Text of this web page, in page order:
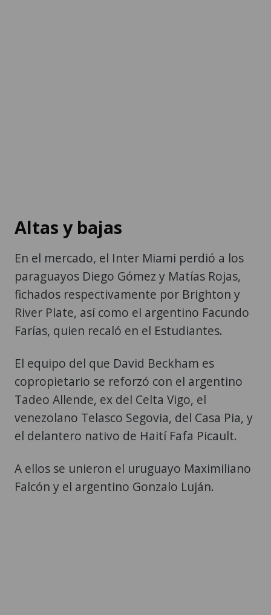
Altas y bajas
En el mercado, el Inter Miami perdió a los
paraguayos Diego Gómez y Matías Rojas,
fichados respectivamente por Brighton y
River Plate, así como el argentino Facundo
Farías, quien recaló en el Estudiantes.
El equipo del que David Beckham es
copropietario se reforzó con el argentino
Tadeo Allende, ex del Celta Vigo, el
venezolano Telasco Segovia, del Casa Pia, y
el delantero nativo de Haití Fafa Picault.
A ellos se unieron el uruguayo Maximiliano
Falcón y el argentino Gonzalo Luján.